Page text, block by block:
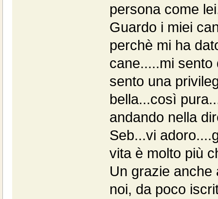
persona come
Guardo i miei
perchè mi ha
cane.....mi
sento una
bella...così
andando nella
Seb...vi
vita è molto più
Un grazie
noi, da poco